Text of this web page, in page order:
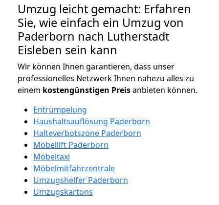
Umzug leicht gemacht: Erfahren
Sie, wie einfach ein Umzug von
Paderborn nach Lutherstadt
Eisleben sein kann
Wir können Ihnen garantieren, dass unser
professionelles Netzwerk Ihnen nahezu alles zu
einem kostengünstigen Preisanbieten können.
Entrümpelung
Haushaltsauflösung Paderborn
Halteverbotszone Paderborn
Möbellift Paderborn
Möbeltaxi
Möbelmitfahrzentrale
Umzugshelfer Paderborn
Umzugskartons